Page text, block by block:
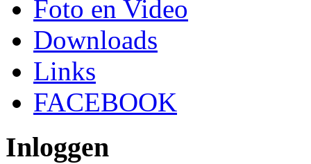
Foto en Video
Downloads
Links
FACEBOOK
Inloggen